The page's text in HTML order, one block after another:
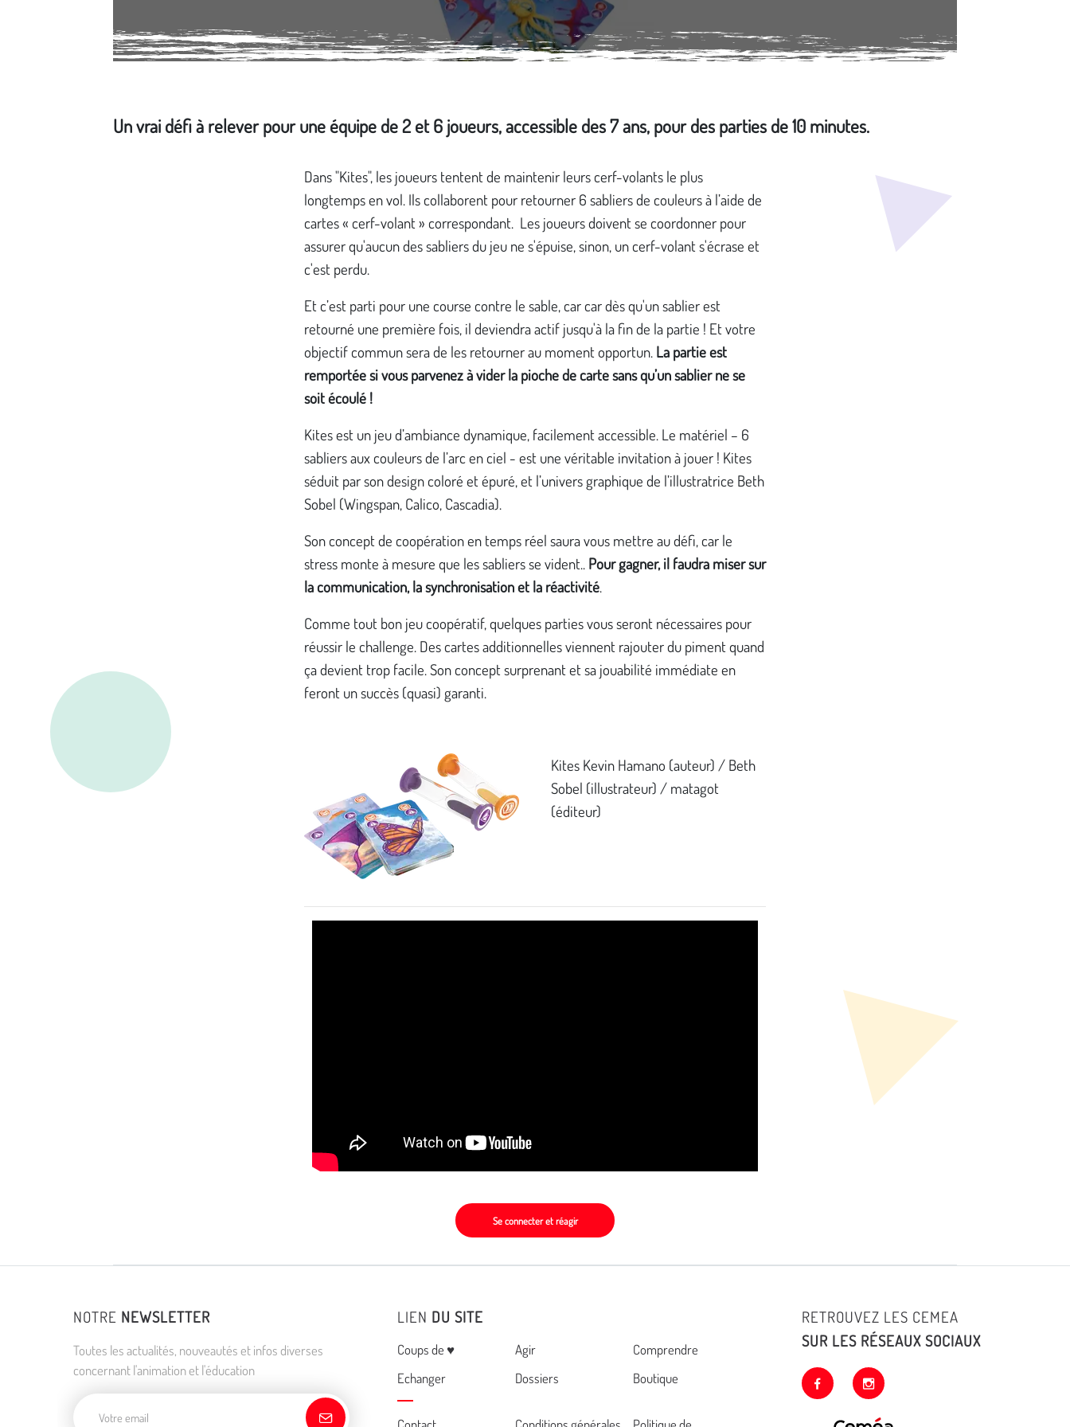
Un vrai défi à relever pour une équipe de 2 et 6 joueurs, accessible des 7 ans, pour des parties de 10 minutes.
Dans "Kites", les joueurs tentent de maintenir leurs cerf-volants le plus
longtemps en vol. Ils collaborent pour retourner 6 sabliers de couleurs à l’aide de
cartes « cerf-volant » correspondant. Les joueurs doivent se coordonner pour
assurer qu'aucun des sabliers du jeu ne s'épuise, sinon, un cerf-volant s'écrase et
c'est perdu.
Et c’est parti pour une course contre le sable, car car dès qu'un sablier est
retourné une première fois, il deviendra actif jusqu'à la fin de la partie ! Et votre
objectif commun sera de les retourner au moment opportun. La partie est
remportée si vous parvenez à vider la pioche de carte sans qu’un sablier ne se
soit écoulé !
Kites est un jeu d’ambiance dynamique, facilement accessible. Le matériel – 6
sabliers aux couleurs de l’arc en ciel - est une véritable invitation à jouer ! Kites
séduit par son design coloré et épuré, et l’univers graphique de l’illustratrice Beth
Sobel (Wingspan, Calico, Cascadia).
Son concept de coopération en temps réel saura vous mettre au défi, car le
stress monte à mesure que les sabliers se vident.. Pour gagner, il faudra miser sur
la communication, la synchronisation et la réactivité.
Comme tout bon jeu coopératif, quelques parties vous seront nécessaires pour
réussir le challenge. Des cartes additionnelles viennent rajouter du piment quand
ça devient trop facile. Son concept surprenant et sa jouabilité immédiate en
feront un succès (quasi) garanti.
Kites Kevin Hamano (auteur) / Beth
Sobel (illustrateur) / matagot
(éditeur)
Se connecter et réagir
NOTRE NEWSLETTER
Toutes les actualités, nouveautés et infos diverses
concernant l'animation et l'éducation
LIEN DU SITE
Menu
Coups de ♥ Agir
Comprendre
Echanger
Dossiers Boutique
RETROUVEZ LES CEMEA
SUR LES RÉSEAUX SOCIAUX
facebook instagram